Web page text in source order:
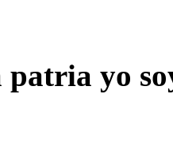
patria yo